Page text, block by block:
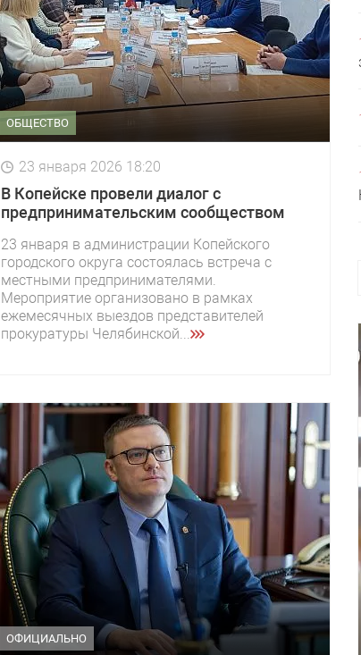
ОБЩЕСТВО
23 января 2026 18:20
В Копейске провели диалог с
предпринимательским сообществом
23 января в администрации Копейского
городского округа состоялась встреча с
местными предпринимателями.
Мероприятие организовано в рамках
ежемесячных выездов представителей
прокуратуры Челябинской...
ОФИЦИАЛЬНО